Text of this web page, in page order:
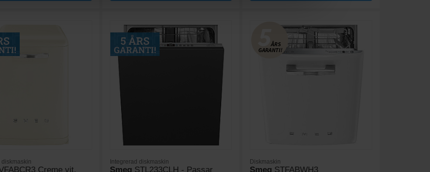
diskmaskin
Creme vit,
Integrerad diskmaskin
Smeg STL233CLH - Passar
Diskmaskin
Smeg STFABWH3